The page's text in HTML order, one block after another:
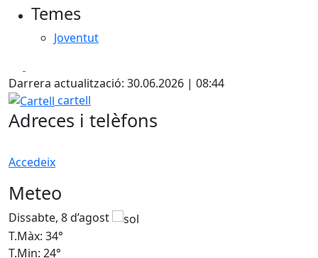
Temes
Joventut
Darrera actualització: 30.06.2026 | 08:44
Cartell
cartell
Adreces i telèfons
Accedeix
Meteo
Dissabte, 8 d’agost
T.Màx: 34°
T.Min: 24°